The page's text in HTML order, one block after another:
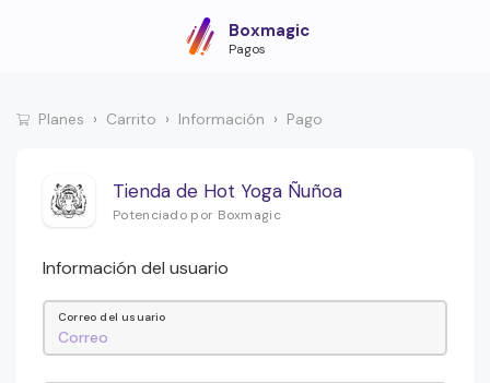
Boxmagic
Pagos
Planes Carrito Información Pago
Tienda de Hot Yoga Ñuñoa
Potenciado por Boxmagic
Información del usuario
Correo del usuario